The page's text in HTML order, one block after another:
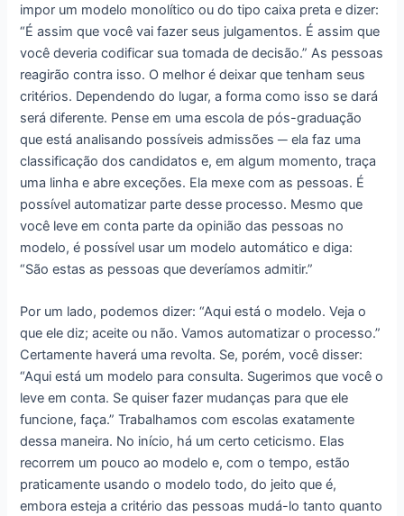
impor um modelo monolítico ou do tipo caixa preta e dizer:
“É assim que você vai fazer seus julgamentos. É assim que
você deveria codificar sua tomada de decisão.” As pessoas
reagirão contra isso. O melhor é deixar que tenham seus
critérios. Dependendo do lugar, a forma como isso se dará
será diferente. Pense em uma escola de pós-graduação
que está analisando possíveis admissões ─ ela faz uma
classificação dos candidatos e, em algum momento, traça
uma linha e abre exceções. Ela mexe com as pessoas. É
possível automatizar parte desse processo. Mesmo que
você leve em conta parte da opinião das pessoas no
modelo, é possível usar um modelo automático e diga:
“São estas as pessoas que deveríamos admitir.”
Por um lado, podemos dizer: “Aqui está o modelo. Veja o
que ele diz; aceite ou não. Vamos automatizar o processo.”
Certamente haverá uma revolta. Se, porém, você disser:
“Aqui está um modelo para consulta. Sugerimos que você o
leve em conta. Se quiser fazer mudanças para que ele
funcione, faça.” Trabalhamos com escolas exatamente
dessa maneira. No início, há um certo ceticismo. Elas
recorrem um pouco ao modelo e, com o tempo, estão
praticamente usando o modelo todo, do jeito que é,
embora esteja a critério das pessoas mudá-lo tanto quanto